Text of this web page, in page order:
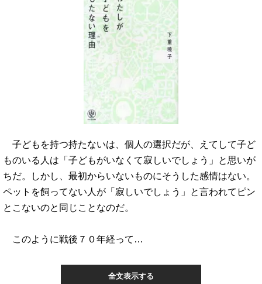
子どもを持つ持たないは、個人の選択だが、えてして子ど
ものいる人は「子どもがいなくて寂しいでしょう」と思いが
ちだ。しかし、最初からいないものにそうした感情はない。
ペットを飼ってない人が「寂しいでしょう」と言われてピン
とこないのと同じことなのだ。
このように戦後７０年経って…
全文表示する